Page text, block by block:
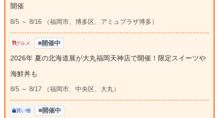
開催
8/5 ～ 8/16 （福岡市、博多区、アミュプラザ博多）
グルメ 開催中
2026年 夏の北海道展が大丸福岡天神店で開催！限定スイーツや
海鮮丼も
8/5 ～ 8/17 （福岡市、中央区、大丸）
買い物 開催中